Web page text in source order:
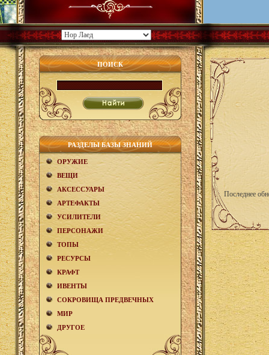
ПОИСК
РАЗДЕЛЫ БАЗЫ ЗНАНИЙ
ОРУЖИЕ
ВЕЩИ
АКCЕСCУАРЫ
АРТЕФАКТЫ
УСИЛИТЕЛИ
ПЕРСОНАЖИ
ТОПЫ
РЕСУРСЫ
КРАФТ
ИВЕНТЫ
СОКРОВИЩА ПРЕДВЕЧНЫХ
МИР
ДРУГОЕ
Последнее